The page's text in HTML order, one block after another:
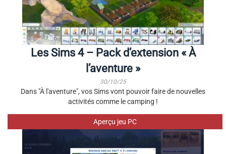
Les Sims 4 – Pack d’extension « À
l’aventure »
30/10/25
Dans "À l'aventure", vos Sims vont pouvoir faire de nouvelles
activités comme le camping !
Aperçu jeu PC